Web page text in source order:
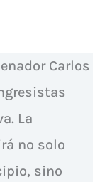
Carlos
La
no solo
sino